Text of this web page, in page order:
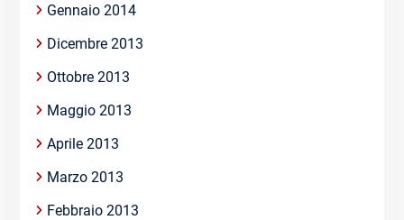
Gennaio 2014
Dicembre 2013
Ottobre 2013
Maggio 2013
Aprile 2013
Marzo 2013
Febbraio 2013